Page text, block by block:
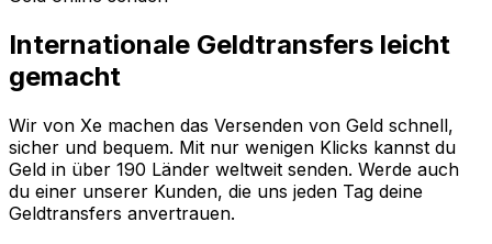
Internationale Geldtransfers leicht
gemacht
Wir von Xe machen das Versenden von Geld schnell,
sicher und bequem. Mit nur wenigen Klicks kannst du
Geld in über 190 Länder weltweit senden. Werde auch
du einer unserer Kunden, die uns jeden Tag deine
Geldtransfers anvertrauen.